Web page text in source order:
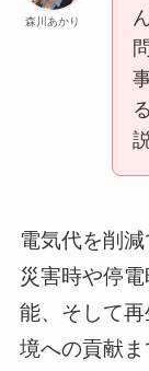
森川あかり
電気代を削
災害時や停
能、そして
境への貢献